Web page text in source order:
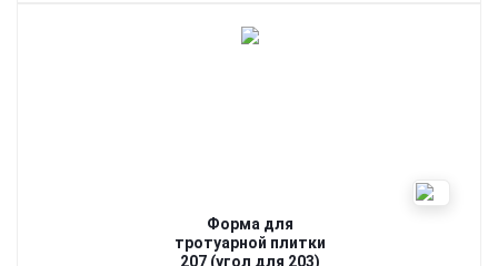
Форма для
тротуарной плитки
207 (угол для 203)